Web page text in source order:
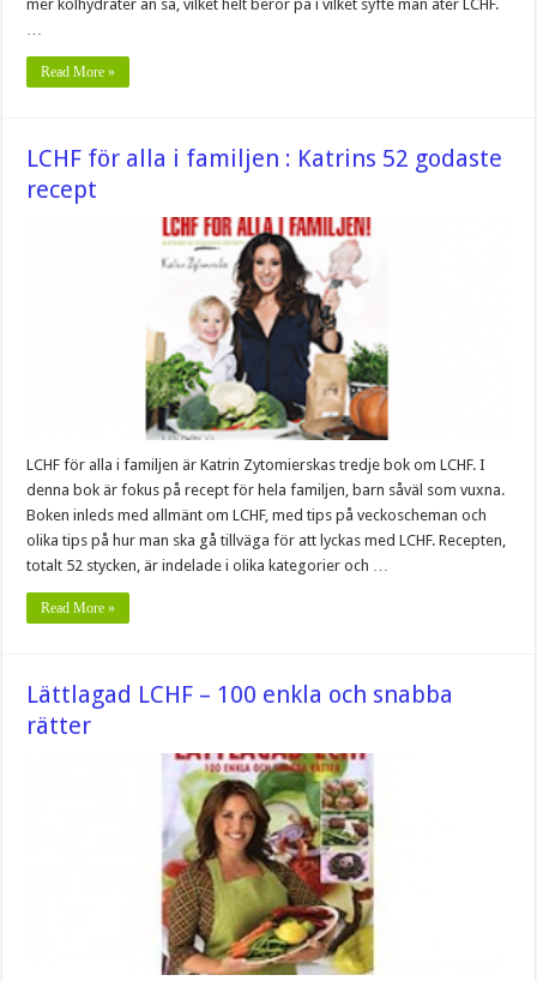
mer kolhydrater än så, vilket helt beror på i vilket syfte man äter LCHF.
…
Read More »
LCHF för alla i familjen : Katrins 52 godaste
recept
LCHF för alla i familjen är Katrin Zytomierskas tredje bok om LCHF. I
denna bok är fokus på recept för hela familjen, barn såväl som vuxna.
Boken inleds med allmänt om LCHF, med tips på veckoscheman och
olika tips på hur man ska gå tillväga för att lyckas med LCHF. Recepten,
totalt 52 stycken, är indelade i olika kategorier och …
Read More »
Lättlagad LCHF – 100 enkla och snabba
rätter